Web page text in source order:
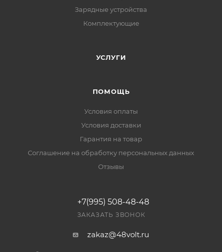
Зарядные устройства
Комплектующие
УСЛУГИ
ПОМОЩЬ
Условия оплаты
Условия доставки
Гарантия на товар
Соглашение на обработку персональных данных
Отзывы
+7(995) 508-48-48
ЗАКАЗАТЬ ЗВОНОК
zakaz@48volt.ru